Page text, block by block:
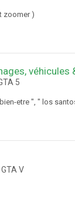
zoomer )
véhicules
5
etre ", " los
GTA V